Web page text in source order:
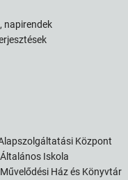
napirendek
Központ
Iskola
Ház és Könyvtár